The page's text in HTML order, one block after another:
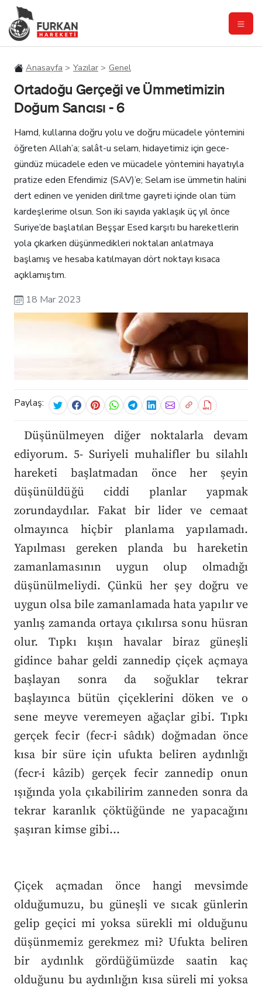
Anasayfa Yazılar Genel
Ortadoğu Gerçeği ve Ümmetimizin
Doğum Sancısı - 6
Hamd, kullarına doğru yolu ve doğru mücadele yöntemini
öğreten Allah’a; salât-u selam, hidayetimiz için gece-
gündüz mücadele eden ve mücadele yöntemini hayatıyla
pratize eden Efendimiz (SAV)’e; Selam ise ümmetin halini
dert edinen ve yeniden diriltme gayreti içinde olan tüm
kardeşlerime olsun. Son iki sayıda yaklaşık üç yıl önce
Suriye’de başlatılan Beşşar Esed karşıtı bu hareketlerin
yola çıkarken düşünmedikleri noktaları anlatmaya
başlamış ve hesaba katılmayan dört noktayı kısaca
açıklamıştım.
18 Mar 2023
Paylaş:
Düşünülmeyen diğer noktalarla devam
ediyorum. 5- Suriyeli muhalifler bu silahlı
hareketi başlatmadan önce her şeyin
düşünüldüğü ciddi planlar yapmak
zorundaydılar. Fakat bir lider ve cemaat
olmayınca hiçbir planlama yapılamadı.
Yapılması gereken planda bu hareketin
zamanlamasının uygun olup olmadığı
düşünülmeliydi. Çünkü her şey doğru ve
uygun olsa bile zamanlamada hata yapılır ve
yanlış zamanda ortaya çıkılırsa sonu hüsran
olur. Tıpkı kışın havalar biraz güneşli
gidince bahar geldi zannedip çiçek açmaya
başlayan sonra da soğuklar tekrar
başlayınca bütün çiçeklerini döken ve o
sene meyve veremeyen ağaçlar gibi. Tıpkı
gerçek fecir (fecr-i sâdık) doğmadan önce
kısa bir süre için ufukta beliren aydınlığı
(fecr-i kâzib) gerçek fecir zannedip onun
ışığında yola çıkabilirim zanneden sonra da
tekrar karanlık çöktüğünde ne yapacağını
şaşıran kimse gibi…
Çiçek açmadan önce hangi mevsimde
olduğumuzu, bu güneşli ve sıcak günlerin
gelip geçici mi yoksa sürekli mi olduğunu
düşünmemiz gerekmez mi? Ufukta beliren
bir aydınlık gördüğümüzde saatin kaç
olduğunu bu aydınlığın kısa süreli mi yoksa